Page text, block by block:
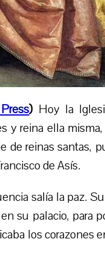
) Hoy la
y reina ella misma,
de reinas santas,
de Asís.
salía la paz.
su palacio, para
los corazones